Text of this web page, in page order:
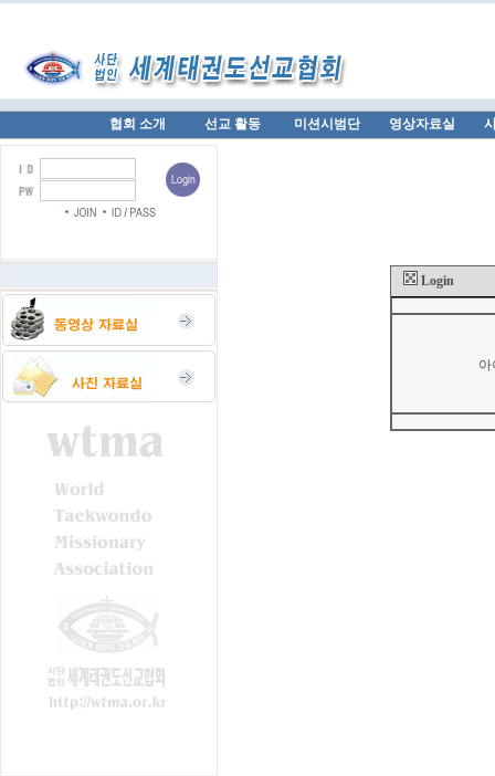
협회 소개 선교 활동 미션시범단 영상자료실
Login
아